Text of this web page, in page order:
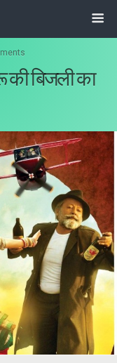
की बिजली का